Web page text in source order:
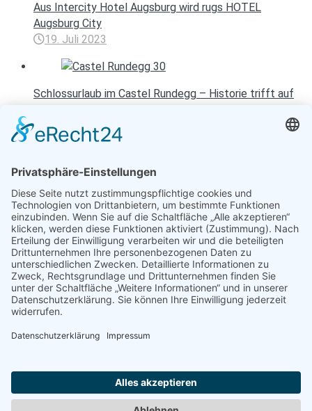
Aus Intercity Hotel Augsburg wird rugs HOTEL
Augsburg City
19. Juli 2023
Schlossurlaub im Castel Rundegg – Historie trifft auf
18. August 2022
Urlaub zum Bestpreis
Früheste Anreise:
Reise finden »